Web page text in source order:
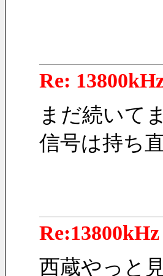
Re:
まだ続いて
信号は持ち
西蔵やっと